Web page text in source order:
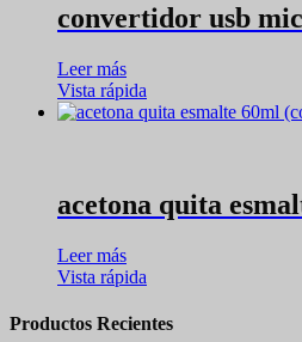
convertidor usb
Leer más
Vista rápida
acetona quita
Leer más
Vista rápida
Productos Recientes